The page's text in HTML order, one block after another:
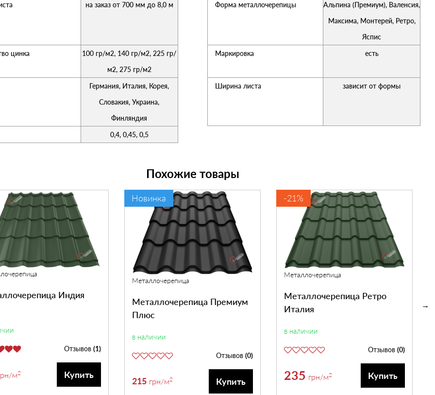
на заказ от 700 мм до 8,0 м Форма металлочерепицы
Альпина (Премиум), Валенсия,
Максима, Монтерей, Ретро,
Яспис
цинка
100 гр/м2, 140 гр/м2, 225 гр/
м2, 275 гр/м2
Маркировка есть
Германия, Италия, Корея,
Словакия, Украина,
Финляндия
Ширина листа зависит от формы
0,4, 0,45, 0,5
Похожие товары
Индия
Отзывов (1)
/м2 Купить
Новинка
Металлочерепица
Металлочерепица Премиум
Плюс
в наличии
Отзывов (0)
215 грн/м2 Купить
-21%
Металлочерепица
Металлочерепица Ретро
Италия
в наличии
Отзывов (0)
235 грн/м2 Купить